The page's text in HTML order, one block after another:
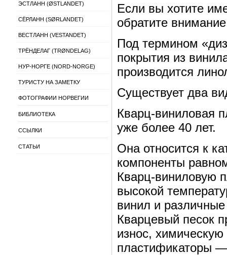
ЭСТЛАНН (ØSTLANDET)
СЁРЛАНН (SØRLANDET)
ВЕСТЛАНН (VESTANDET)
ТРЁНДЕЛАГ (TRØNDELAG)
НУР-НОРГЕ (NORD-NORGE)
ТУРИСТУ НА ЗАМЕТКУ
ФОТОГРАФИИ НОРВЕГИИ
БИБЛИОТЕКА
ССЫЛКИ
СТАТЬИ
Если вы хотите
обратите
Под термином
покрытия из
производится
Существует два
Кварц-виниловая
уже более 40 лет.
Она относится к
компоненты
Кварц-виниловую
высокой
винил и
Кварцевый песок
износ, химическую
пластификаторы —